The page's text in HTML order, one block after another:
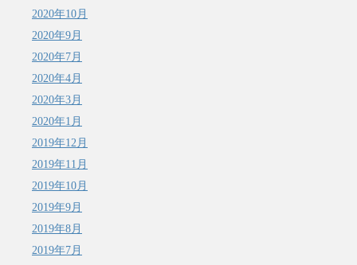
2020年10月
2020年9月
2020年7月
2020年4月
2020年3月
2020年1月
2019年12月
2019年11月
2019年10月
2019年9月
2019年8月
2019年7月